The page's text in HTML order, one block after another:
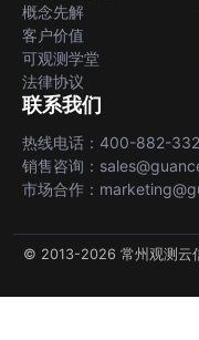
概念先解
客户价值
可观测学堂
法律协议
联系我们
热线电话：400-882-
销售咨询：
市场合作：
© 2013-2026 常州观测云